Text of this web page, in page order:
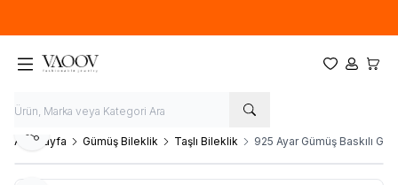
Favorilerim
Hesabım
Ana Sayfa Gümüş Bileklik Taşlı Bileklik 925 Ayar Gümüş Baskılı
Paylaş